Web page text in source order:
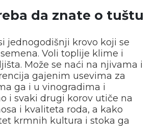
da znate o tuštu
jednogodišnji krovo koji se
Voli toplije klime i
Može se naći na njivama i
gajenim usevima za
ga i u vinogradima i
i svaki drugi korov utiče na
i kvaliteta roda, a kako
krmnih kultura i stoka ga